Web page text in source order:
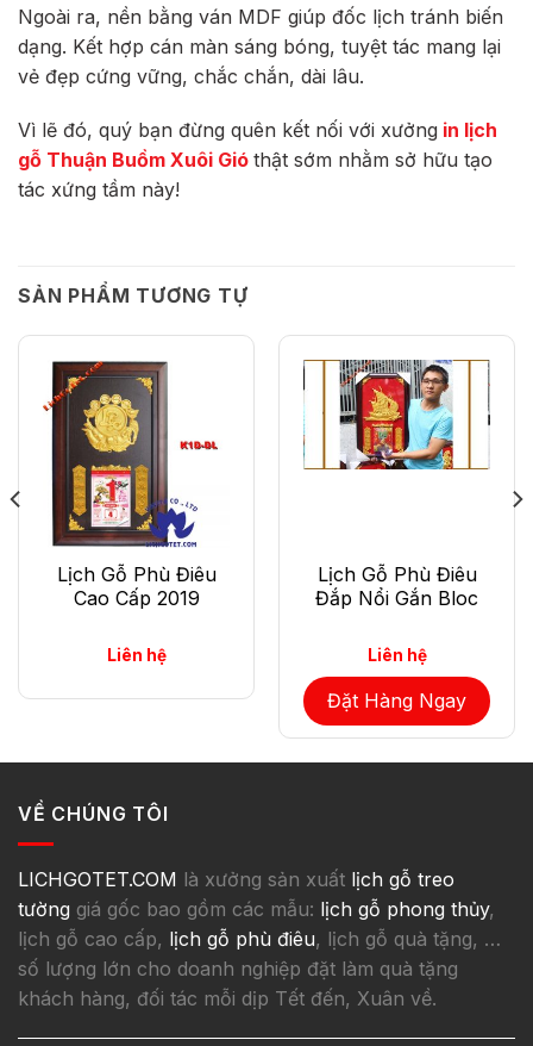
Ngoài ra, nền bằng ván MDF giúp đốc lịch tránh biến
dạng. Kết hợp cán màn sáng bóng, tuyệt tác mang lại
vẻ đẹp cứng vững, chắc chắn, dài lâu.
Vì lẽ đó, quý bạn đừng quên kết nối với xưởng in lịch
gỗ Thuận Buồm Xuôi Gió thật sớm nhằm sở hữu tạo
tác xứng tầm này!
SẢN PHẨM TƯƠNG TỰ
HẾT HÀNG
Lịch Gỗ Phù Điêu
Cao Cấp 2019
Liên hệ
Lịch Gỗ Phù Điêu
Đắp Nổi Gắn Bloc
Liên hệ
Đặt Hàng Ngay
VỀ CHÚNG TÔI
LICHGOTET.COM là xưởng sản xuất lịch gỗ treo
tường giá gốc bao gồm các mẫu: lịch gỗ phong thủy,
lịch gỗ cao cấp, lịch gỗ phù điêu, lịch gỗ quà tặng, …
số lượng lớn cho doanh nghiệp đặt làm quà tặng
khách hàng, đối tác mỗi dịp Tết đến, Xuân về.